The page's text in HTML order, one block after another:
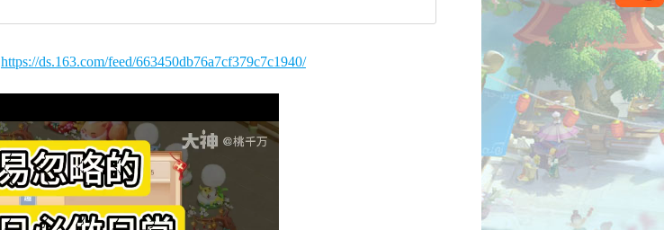
https://ds.163.com/feed/663450db76a7cf379c7c1940/